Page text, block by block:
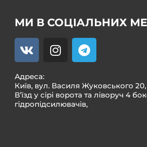
МИ В СОЦІАЛЬНИХ
Адреса:
Київ, вул. Василя Жуковського 20,
В’їзд у сірі ворота та ліворуч 4
гідропідсилювачів,